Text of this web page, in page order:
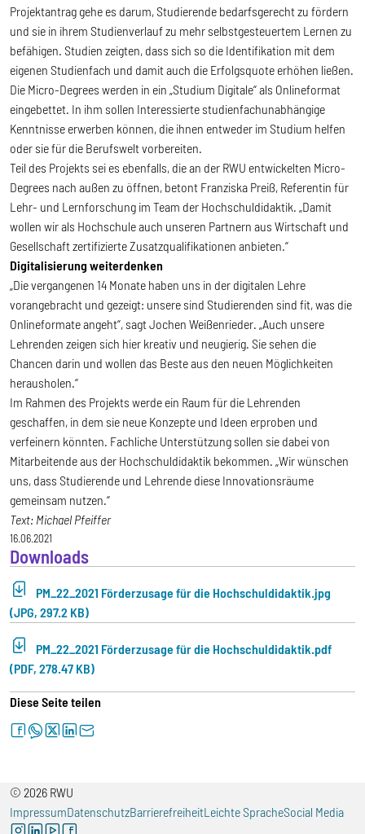
Projektantrag gehe es darum, Studierende bedarfsgerecht zu fördern
und sie in ihrem Studienverlauf zu mehr selbstgesteuertem Lernen zu
befähigen. Studien zeigten, dass sich so die Identifikation mit dem
eigenen Studienfach und damit auch die Erfolgsquote erhöhen ließen.
Die Micro-Degrees werden in ein „Studium Digitale“ als Onlineformat
eingebettet. In ihm sollen Interessierte studienfachunabhängige
Kenntnisse erwerben können, die ihnen entweder im Studium helfen
oder sie für die Berufswelt vorbereiten.
Teil des Projekts sei es ebenfalls, die an der RWU entwickelten Micro-
Degrees nach außen zu öffnen, betont Franziska Preiß, Referentin für
Lehr- und Lernforschung im Team der Hochschuldidaktik. „Damit
wollen wir als Hochschule auch unseren Partnern aus Wirtschaft und
Gesellschaft zertifizierte Zusatzqualifikationen anbieten.“
Digitalisierung weiterdenken
„Die vergangenen 14 Monate haben uns in der digitalen Lehre
vorangebracht und gezeigt: unsere sind Studierenden sind fit, was die
Onlineformate angeht“, sagt Jochen Weißenrieder. „Auch unsere
Lehrenden zeigen sich hier kreativ und neugierig. Sie sehen die
Chancen darin und wollen das Beste aus den neuen Möglichkeiten
herausholen.“
Im Rahmen des Projekts werde ein Raum für die Lehrenden
geschaffen, in dem sie neue Konzepte und Ideen erproben und
verfeinern könnten. Fachliche Unterstützung sollen sie dabei von
Mitarbeitende aus der Hochschuldidaktik bekommen. „Wir wünschen
uns, dass Studierende und Lehrende diese Innovationsräume
gemeinsam nutzen.“
Text: Michael Pfeiffer
16.06.2021
Downloads
PM_22_2021 Förderzusage für die Hochschuldidaktik.jpg
(JPG, 297.2 KB)
PM_22_2021 Förderzusage für die Hochschuldidaktik.pdf
(PDF, 278.47 KB)
Diese Seite teilen
facebookwhatsapptwitterlinkedinletter
© 2026 RWU
ImpressumDatenschutzBarrierefreiheitLeichte SpracheSocial Media
instagramlinkedinyoutubefacebook